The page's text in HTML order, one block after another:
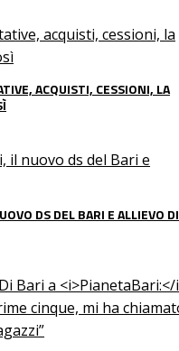
ACQUISTI, CESSIONI, LA
DS DEL BARI E ALLIEVO DI